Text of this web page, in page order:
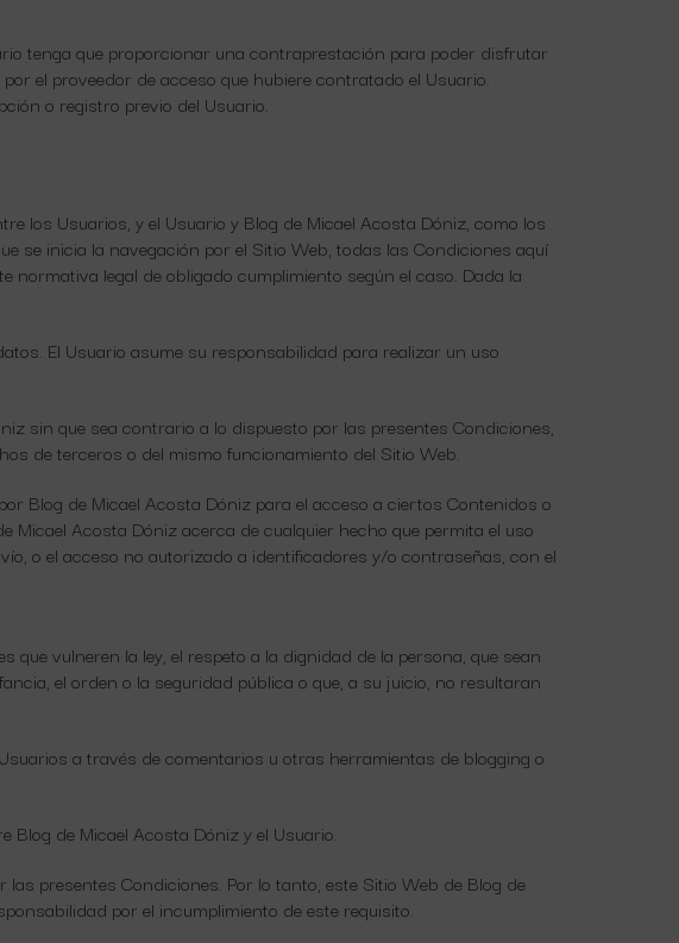
tenga que proporcionar una contraprestación para poder disfrutar
el proveedor de acceso que hubiere contratado el Usuario.
o registro previo del Usuario.
los Usuarios, y el Usuario y Blog de Micael Acosta Dóniz, como los
se inicia la navegación por el Sitio Web, todas las Condiciones aquí
legal de obligado cumplimiento según el caso. Dada la
El Usuario asume su responsabilidad para realizar un uso
sin que sea contrario a lo dispuesto por las presentes Condiciones,
de terceros o del mismo funcionamiento del Sitio Web.
Blog de Micael Acosta Dóniz para el acceso a ciertos Contenidos o
Acosta Dóniz acerca de cualquier hecho que permita el uso
o el acceso no autorizado a identificadores y/o contraseñas, con el
vulneren la ley, el respeto a la dignidad de la persona, que sean
el orden o la seguridad pública o que, a su juicio, no resultaran
a través de comentarios u otras herramientas de blogging o
de Micael Acosta Dóniz y el Usuario.
presentes Condiciones. Por lo tanto, este Sitio Web de Blog de
por el incumplimiento de este requisito.